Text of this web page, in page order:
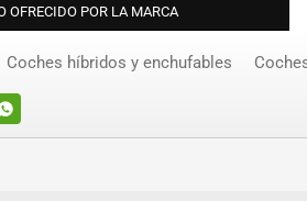
OFRECIDO POR LA MARCA
Coches híbridos y enchufables